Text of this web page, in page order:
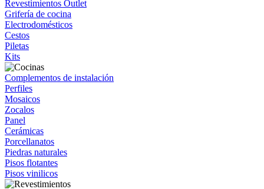
Revestimientos Outlet
Grifería de cocina
Electrodomésticos
Cestos
Piletas
Kits
Complementos de instalación
Perfiles
Mosaicos
Zocalos
Panel
Cerámicas
Porcellanatos
Piedras naturales
Pisos flotantes
Pisos vinilicos